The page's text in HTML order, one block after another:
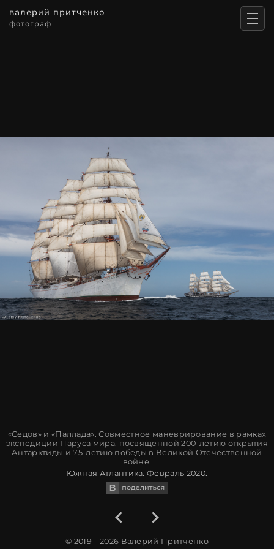
валерий притченко
фотограф
«Седов» и «Паллада». Совместное маневрирование в рамках
экспедиции Паруса мира, посвященной 200-летию открытия
Антарктиды и 75-летию победы в Великой Отечественной
войне.
Южная Атлантика. Февраль 2020.
© 2019 – 2026 Валерий Притченко